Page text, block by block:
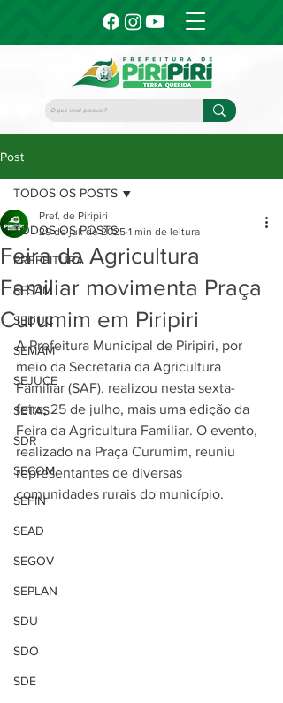
Post
TODOS OS POSTS
PREFEITURA
SESAM
SEDUC
SEMAM
SEJUCE
SETAS
SDR
SECOM
SEFIN
SEAD
SEGOV
SEPLAN
SDU
SDO
SDE
TODOS OS POSTS
Feira da Agricultura
Familiar movimenta Praça
Curumim em Piripiri
Pref. de Piripiri
29 de jul. de 2025 1 min de leitura
A Prefeitura Municipal de Piripiri, por
meio da Secretaria da Agricultura
Familiar (SAF), realizou nesta sexta-
feira, 25 de julho, mais uma edição da
Feira da Agricultura Familiar. O evento,
realizado na Praça Curumim, reuniu
representantes de diversas
comunidades rurais do município.